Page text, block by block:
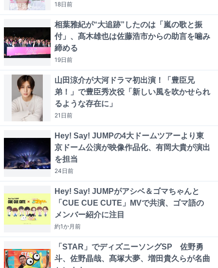
18日前
相葉雅紀が“大追跡”したのは「嵐の歌と振
付」、髙木雄也は佐藤浩市からの助言を噛み
締める
19日前
山田涼介が大河ドラマ初出演！「豊臣兄
弟！」で豊臣秀次役「新しい風を吹かせられ
るような存在に」
21日前
Hey! Say! JUMPの4大ドームツアーより東
京ドーム公演が映像作品化、有岡大貴が演出
を担当
24日前
Hey! Say! JUMPがアシベ＆ゴマちゃんと
「CUE CUE CUTE」MVで共演、ゴマ語の
メンバー紹介に注目
約1か月前
「STAR」でディズニーソングSP 佐野勇
斗、佐野晶哉、髙塚大夢、増田貴久らが名曲